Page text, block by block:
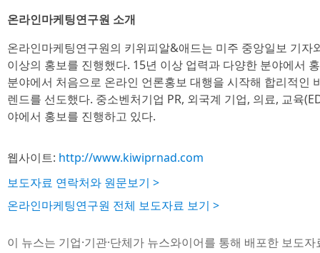
온라인마케팅연구원 소개
온라인마케팅연구원의 키위피알&애드는 미주 중앙일보 기자
이상의 홍보를 진행했다. 15년 이상 업력과 다양한 분야에서
분야에서 처음으로 온라인 언론홍보 대행을 시작해 합리적인
렌드를 선도했다. 중소벤처기업 PR, 외국계 기업, 의료, 교육
야에서 홍보를 진행하고 있다.
웹사이트: http://www.kiwiprnad.com
보도자료 연락처와 원문보기 >
온라인마케팅연구원 전체 보도자료 보기 >
이 뉴스는 기업·기관·단체가 뉴스와이어를 통해 배포한 보도